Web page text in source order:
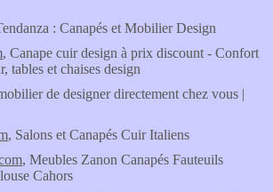
: Canapés et Mobilier Design
, Canape cuir design à prix discount - Confort
tables et chaises design
de designer directement chez vous |
, Salons et Canapés Cuir Italiens
, Meubles Zanon Canapés Fauteuils
Cahors